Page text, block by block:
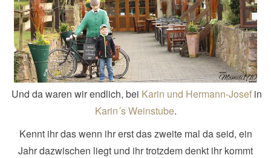
Und da waren wir endlich, bei Karin und Hermann-Josef in
Karin´s Weinstube.
Kennt ihr das wenn ihr erst das zweite mal da seid, ein
Jahr dazwischen liegt und ihr trotzdem denkt ihr kommt